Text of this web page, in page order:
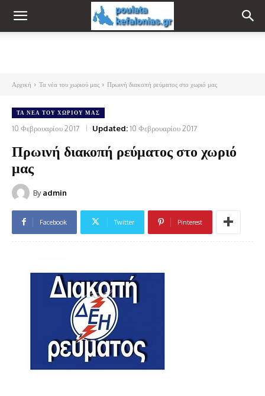
Αρχική Τα νέα του χωριού μας Πρωινή διακοπή ρεύματος στο χωριό μας
ΤΑ ΝΈΑ ΤΟΥ ΧΩΡΙΟΎ ΜΑΣ
10 Φεβρουαρίου 2017 Updated:10 Φεβρουαρίου 2017
Πρωινή διακοπή ρεύματος στο χωριό
μας
By admin
Facebook Twitter Pinterest